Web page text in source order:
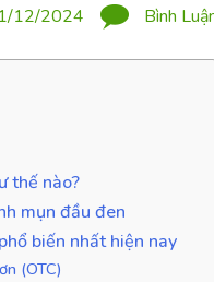
12/2024 Bình
thế nào?
mụn đầu đen
biến nhất hiện nay
(OTC)